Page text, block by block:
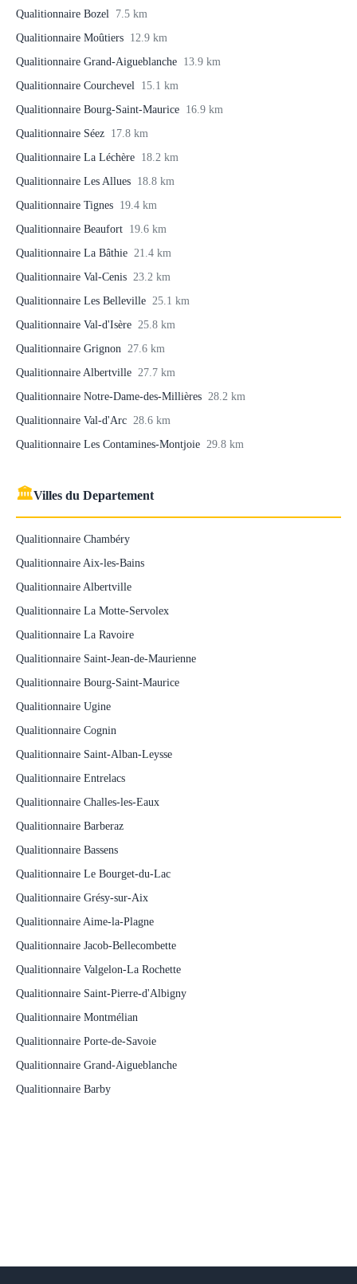
Qualitionnaire Bozel 7.5 km
Qualitionnaire Moûtiers 12.9 km
Qualitionnaire Grand-Aigueblanche 13.9 km
Qualitionnaire Courchevel 15.1 km
Qualitionnaire Bourg-Saint-Maurice 16.9 km
Qualitionnaire Séez 17.8 km
Qualitionnaire La Léchère 18.2 km
Qualitionnaire Les Allues 18.8 km
Qualitionnaire Tignes 19.4 km
Qualitionnaire Beaufort 19.6 km
Qualitionnaire La Bâthie 21.4 km
Qualitionnaire Val-Cenis 23.2 km
Qualitionnaire Les Belleville 25.1 km
Qualitionnaire Val-d'Isère 25.8 km
Qualitionnaire Grignon 27.6 km
Qualitionnaire Albertville 27.7 km
Qualitionnaire Notre-Dame-des-Millières 28.2 km
Qualitionnaire Val-d'Arc 28.6 km
Qualitionnaire Les Contamines-Montjoie 29.8 km
🏛Villes du Departement
Qualitionnaire Chambéry
Qualitionnaire Aix-les-Bains
Qualitionnaire Albertville
Qualitionnaire La Motte-Servolex
Qualitionnaire La Ravoire
Qualitionnaire Saint-Jean-de-Maurienne
Qualitionnaire Bourg-Saint-Maurice
Qualitionnaire Ugine
Qualitionnaire Cognin
Qualitionnaire Saint-Alban-Leysse
Qualitionnaire Entrelacs
Qualitionnaire Challes-les-Eaux
Qualitionnaire Barberaz
Qualitionnaire Bassens
Qualitionnaire Le Bourget-du-Lac
Qualitionnaire Grésy-sur-Aix
Qualitionnaire Aime-la-Plagne
Qualitionnaire Jacob-Bellecombette
Qualitionnaire Valgelon-La Rochette
Qualitionnaire Saint-Pierre-d'Albigny
Qualitionnaire Montmélian
Qualitionnaire Porte-de-Savoie
Qualitionnaire Grand-Aigueblanche
Qualitionnaire Barby